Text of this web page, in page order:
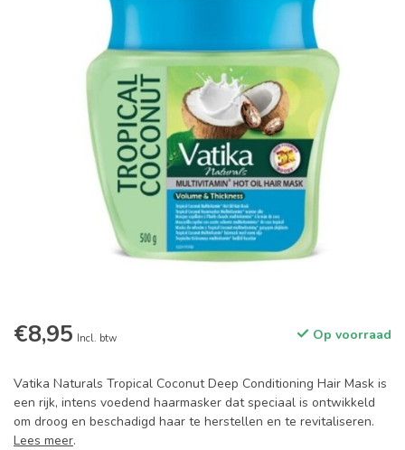
€8,95 Incl. btw Op voorraad
Vatika Naturals Tropical Coconut Deep Conditioning Hair Mask is
een rijk, intens voedend haarmasker dat speciaal is ontwikkeld
om droog en beschadigd haar te herstellen en te revitaliseren.
Lees meer.